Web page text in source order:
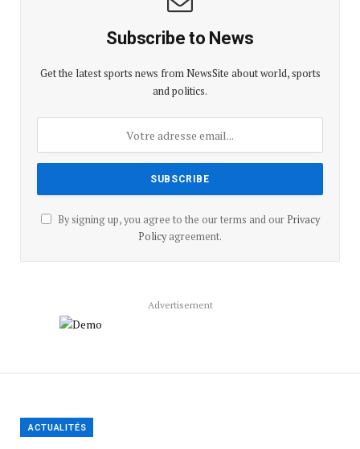
Subscribe to News
Get the latest sports news from NewsSite about world, sports
and politics.
By signing up, you agree to the our terms and our Privacy
Policyagreement.
Advertisement
ACTUALITÉS